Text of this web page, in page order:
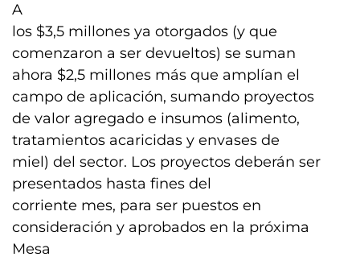
A
los $3,5 millones ya otorgados (y que
comenzaron a ser devueltos) se suman
ahora $2,5 millones más que amplían el
campo de aplicación, sumando proyectos
de valor agregado e insumos (alimento,
tratamientos acaricidas y envases de
miel) del sector. Los proyectos deberán ser
presentados hasta fines del
corriente mes, para ser puestos en
consideración y aprobados en la próxima
Mesa